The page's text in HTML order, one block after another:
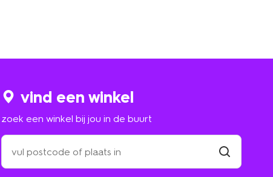
vind een winkel
zoek een winkel bij jou in de buurt
zoek
een
winkel